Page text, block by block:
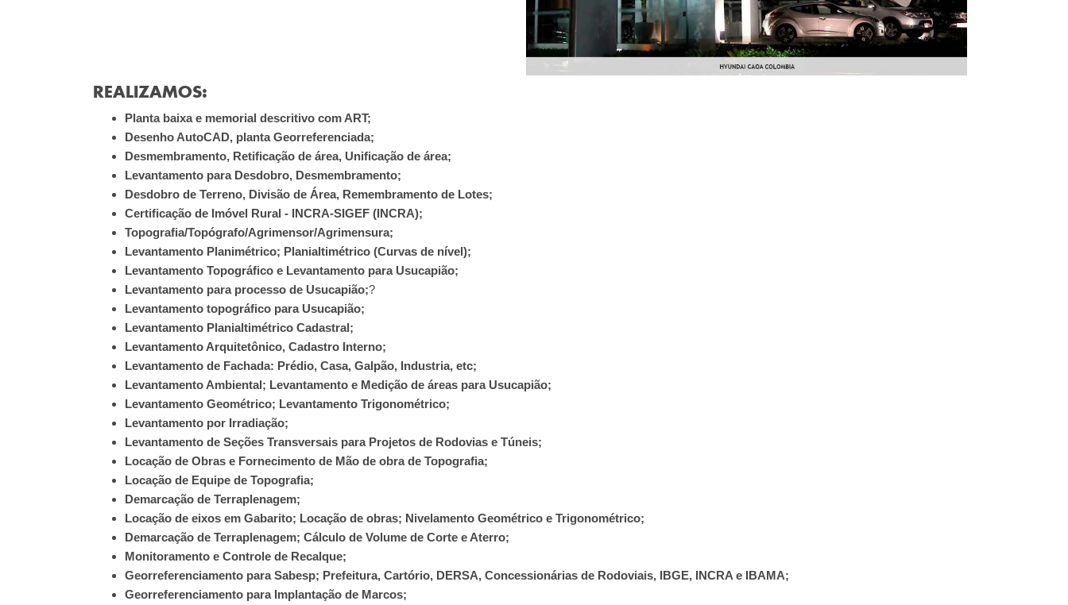
REALIZAMOS:
Planta baixa e memorial descritivo com ART;
Desenho AutoCAD, planta Georreferenciada;
Desmembramento, Retificação de área, Unificação de área;
Levantamento para Desdobro, Desmembramento;
Desdobro de Terreno, Divisão de Área, Remembramento de Lotes;
Certificação de Imóvel Rural - INCRA-SIGEF (INCRA);
Topografia/Topógrafo/Agrimensor/Agrimensura;
Levantamento Planimétrico; Planialtimétrico (Curvas de nível);
Levantamento Topográfico e Levantamento para Usucapião;
Levantamento para processo de Usucapião;?
Levantamento topográfico para Usucapião;
Levantamento Planialtimétrico Cadastral;
Levantamento Arquitetônico, Cadastro Interno;
Levantamento de Fachada: Prédio, Casa, Galpão, Industria, etc;
Levantamento Ambiental; Levantamento e Medição de áreas para Usucapião;
Levantamento Geométrico; Levantamento Trigonométrico;
Levantamento por Irradiação;
Levantamento de Seções Transversais para Projetos de Rodovias e Túneis;
Locação de Obras e Fornecimento de Mão de obra de Topografia;
Locação de Equipe de Topografia;
Demarcação de Terraplenagem;
Locação de eixos em Gabarito; Locação de obras; Nivelamento Geométrico e Trigonométrico;
Demarcação de Terraplenagem; Cálculo de Volume de Corte e Aterro;
Monitoramento e Controle de Recalque;
Georreferenciamento para Sabesp; Prefeitura, Cartório, DERSA, Concessionárias de Rodoviais, IBGE, INCRA e IBAMA;
Georreferenciamento para Implantação de Marcos;